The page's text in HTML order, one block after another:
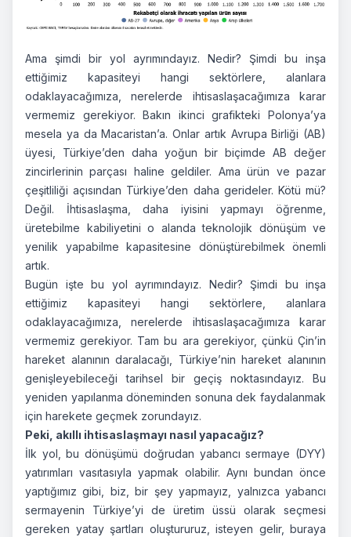
Ama şimdi bir yol ayrımındayız. Nedir? Şimdi bu inşa
ettiğimiz kapasiteyi hangi sektörlere, alanlara
odaklayacağımıza, nerelerde ihtisaslaşacağımıza karar
vermemiz gerekiyor. Bakın ikinci grafikteki Polonya’ya
mesela ya da Macaristan’a. Onlar artık Avrupa Birliği (AB)
üyesi, Türkiye’den daha yoğun bir biçimde AB değer
zincirlerinin parçası haline geldiler. Ama ürün ve pazar
çeşitliliği açısından Türkiye’den daha gerideler. Kötü mü?
Değil. İhtisaslaşma, daha iyisini yapmayı öğrenme,
üretebilme kabiliyetini o alanda teknolojik dönüşüm ve
yenilik yapabilme kapasitesine dönüştürebilmek önemli
artık.
Bugün işte bu yol ayrımındayız. Nedir? Şimdi bu inşa
ettiğimiz kapasiteyi hangi sektörlere, alanlara
odaklayacağımıza, nerelerde ihtisaslaşacağımıza karar
vermemiz gerekiyor. Tam bu ara gerekiyor, çünkü Çin’in
hareket alanının daralacağı, Türkiye’nin hareket alanının
genişleyebileceği tarihsel bir geçiş noktasındayız. Bu
yeniden yapılanma döneminden sonuna dek faydalanmak
için harekete geçmek zorundayız.
Peki, akıllı ihtisaslaşmayı nasıl yapacağız?
İlk yol, bu dönüşümü doğrudan yabancı sermaye (DYY)
yatırımları vasıtasıyla yapmak olabilir. Aynı bundan önce
yaptığımız gibi, biz, bir şey yapmayız, yalnızca yabancı
sermayenin Türkiye’yi de üretim üssü olarak seçmesi
gereken yatay şartları oluştururuz, isteyen gelir, buraya